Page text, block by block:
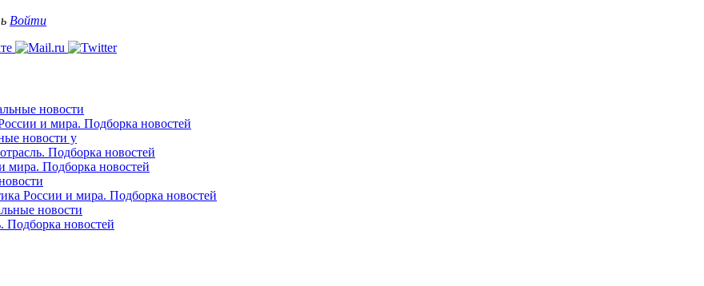
Войти
новости
и мира. Подборка новостей
новости у
Подборка новостей
мира. Подборка новостей
России и мира. Подборка новостей
новости
Подборка новостей